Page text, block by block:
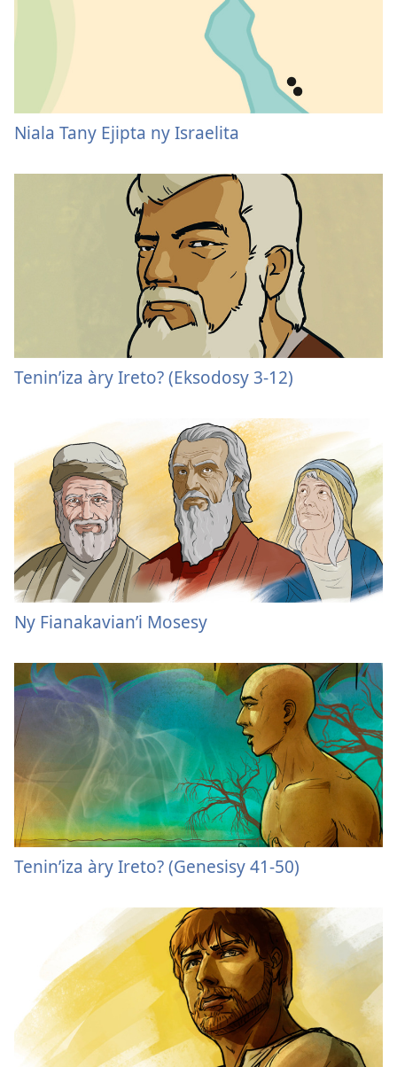
Niala Tany Ejipta ny Israelita
Tenin’iza àry Ireto? (Eksodosy 3-​12)
Ny Fianakavian’i Mosesy
Tenin’iza àry Ireto? (Genesisy 41-50)